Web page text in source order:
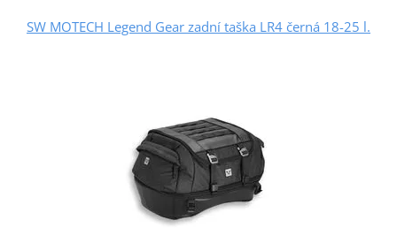
SW MOTECH Legend Gear zadní taška LR4 černá 18-25 l.